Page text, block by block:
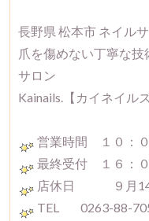
長野県 松本市 ネイル
爪を傷めない丁寧な
サロン
Kainails.【カイネイルズ
営業時間 １０：
最終受付 １６：
店休日 ９月
TEL 0263-88-